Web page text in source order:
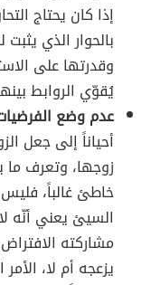
إذا كان يحتاج
بالحوار الذي
وقدرتها على
يُقوّي الروابط
عدم وضع
أحياناً إلى جعل
زوجها، وتعرف ما
خاطئ غالباً،
السيئ يعني أنّه
مشاركته
يزعجه أم لا،